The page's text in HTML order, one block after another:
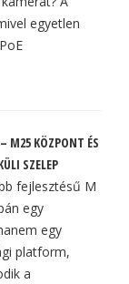
egyetlen
M25 KÖZPONT ÉS
SZELEP
fejlesztésű M
egy
egy
platform,
a